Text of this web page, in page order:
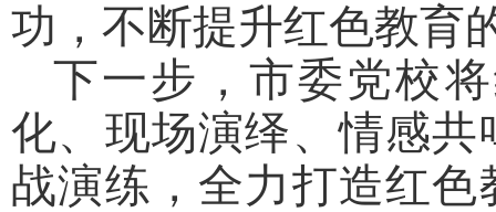
功，不断提升红色教育
下一步，市委党校
化、现场演绎、情感
战演练，全力打造红